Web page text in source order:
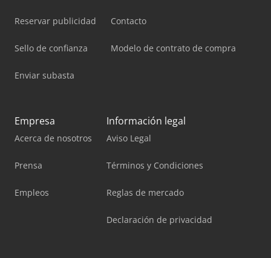
Reservar publicidad
Sello de confianza
Enviar subasta
Contacto
Modelo de contrato de compra
Empresa
Acerca de nosotros
Prensa
Empleos
Información legal
Aviso Legal
Términos y Condiciones
Reglas de mercado
Declaración de privacidad